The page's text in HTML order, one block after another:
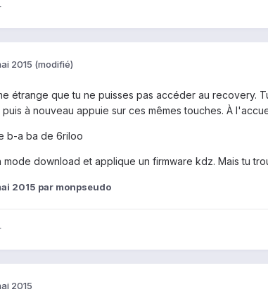
2015 (modifié)
étrange que tu ne puisses pas accéder au recovery.
à nouveau appuie sur ces mêmes touches. À
b-a ba de 6riloo
mode download et applique un firmware kdz. Mais tu
2015 par monpseudo
2015